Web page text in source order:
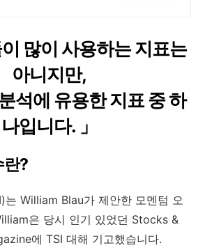
많이 사용하는 지표는
아니지만,
석에 유용한 지표 중 하
나입니다. 」
란?
는 William Blau가 제안한 모멘텀 오
은 당시 인기 있었던 Stocks &
에 TSI 대해 기고했습니다.